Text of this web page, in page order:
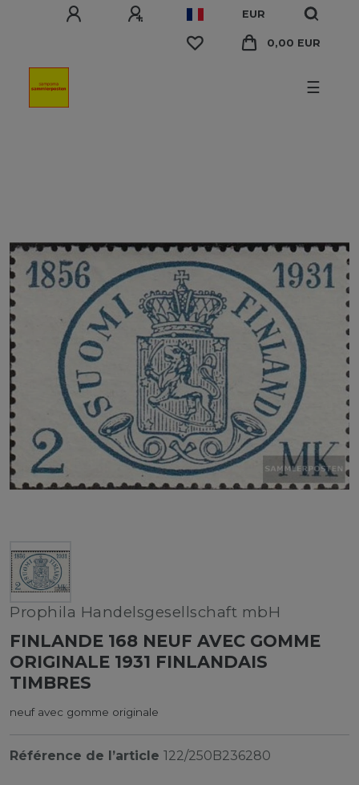
EUR
0,00 EUR
☰
Prophila Handelsgesellschaft mbH
FINLANDE 168 NEUF AVEC GOMME
ORIGINALE 1931 FINLANDAIS
TIMBRES
neuf avec gomme originale
Référence de l’article 122/250B236280